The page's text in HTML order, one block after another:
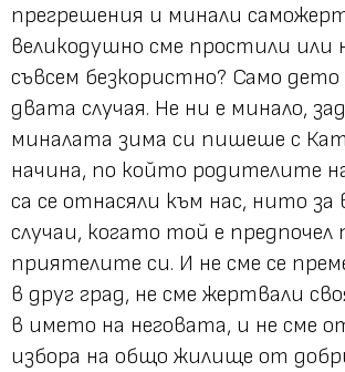
прегрешения и минали
великодушно сме простили или
съвсем безкористно? Само дето
двата случая. Не ни е минало,
миналата зима си пишеше с
начина, по който родителите
са се отнасяли към нас, нито за
случаи, когато той е предпочел
приятелите си. И не сме се
в друг град, не сме жертвали
в името на неговата, и не сме
избора на общо жилище от